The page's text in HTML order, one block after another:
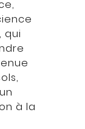
qui
à la